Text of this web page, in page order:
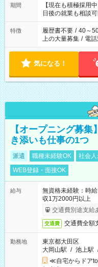
たくない」 など、ご希
の方へ 今ご覧のお
の勤務時間。 合計
期間
【現在も積極採用
日後の就業も相談可
特徴 履歴書不要 / 40～
上の大量募集 / 電
気になる！
【オープニング募
き添いも仕事の1つ
派遣 職種未経験OK 社会
WEB登録・面接OK
給与
無資格未経験：時
収1万2000円以上
交通費別途支給
交通費 交通費全額
勤務地
東京都大田区
大岡山駅 / 池上駅
≪自宅からドア